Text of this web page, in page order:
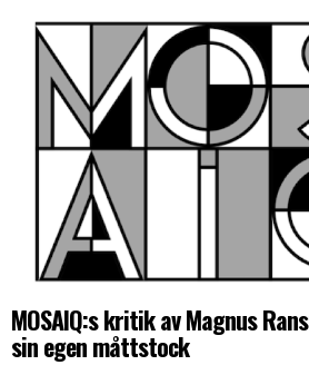
MOSAIQ:s kritik av Magnus
sin egen måttstock